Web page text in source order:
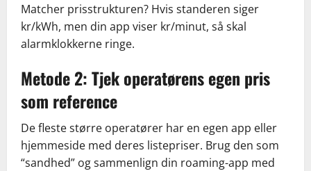
Matcher prisstrukturen? Hvis standeren siger
kr/kWh, men din app viser kr/minut, så skal
alarmklokkerne ringe.
Metode 2: Tjek operatørens egen pris
som reference
De fleste større operatører har en egen app eller
hjemmeside med deres listepriser. Brug den som
“sandhed” og sammenlign din roaming-app med